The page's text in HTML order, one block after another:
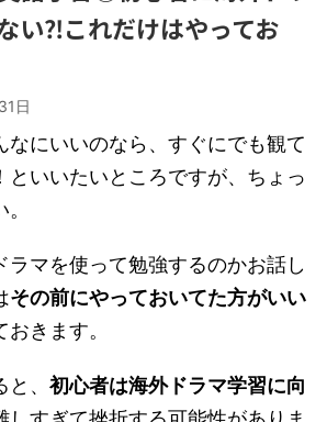
い⁈これだけはやってお
日
なにいいのなら、すぐにでも観て
といいたいところですが、ちょっ
ラマを使って勉強するのかお話し
その前にやっておいてた方がいい
おきます。
、 初心者は海外ドラマ学習に向